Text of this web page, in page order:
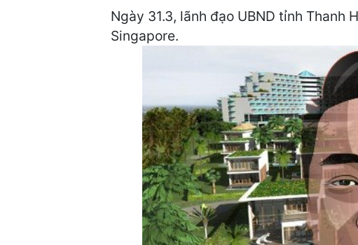
Ngày 31.3, lãnh đạo UBND tỉnh
Singapore.